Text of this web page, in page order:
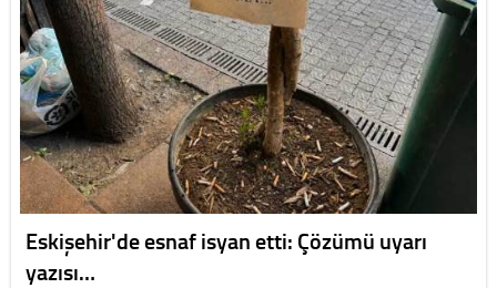
Eskişehir'de esnaf isyan etti: Çözümü uyarı
yazısı…